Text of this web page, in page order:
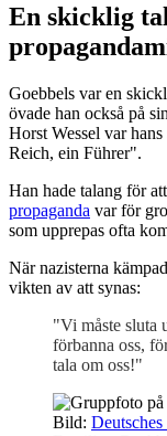
En skicklig
Goebbels var en
övade han också på
Horst Wessel var
Reich, ein Führer".
Han hade talang för
propaganda var för
som upprepas ofta
När nazisterna
vikten av att synas:
"Vi måste sluta
förbanna oss,
tala om oss!"
Bild: